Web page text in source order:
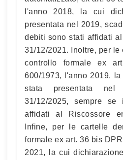
l'anno 2018, la cui
presentata nel 2019,
debiti sono stati affidati
31/12/2021. Inoltre, per
controllo formale ex
600/1973, l'anno 2019,
stata presentata
31/12/2025, sempre
affidati al Riscossore
Infine, per le cartelle
formale ex art. 36 bis
2021, la cui